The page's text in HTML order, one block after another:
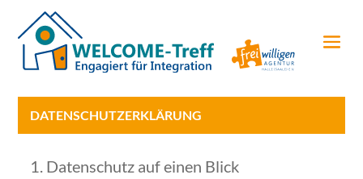
DATENSCHUTZERKLÄRUNG
1. Datenschutz auf einen Blick